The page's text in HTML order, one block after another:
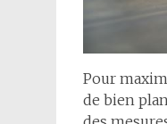
Pour
de bien